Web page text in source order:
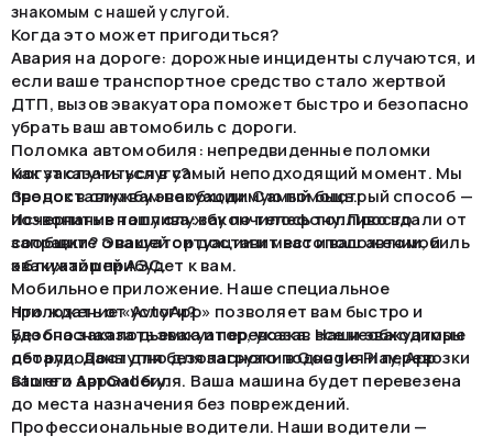
знакомым с нашей услугой.
Когда это может пригодиться?
Авария на дороге: дорожные инциденты случаются, и
если ваше транспортное средство стало жертвой
ДТП, вызов эвакуатора поможет быстро и безопасно
убрать ваш автомобиль с дороги.
Поломка автомобиля: непредвиденные поломки
могут случиться в самый неподходящий момент. Мы
предоставим вам необходимую помощь.
Исчерпание топлива: закончилось топливо вдали от
заправки? Эвакуатор доставит вас и ваш автомобиль
к ближайшей АЗС.
Как заказать услугу?
Звонок в службу эвакуации. Самый быстрый способ —
позвонить в нашу службу по телефону. Просто
сообщите о вашей ситуации и местоположении, и
эвакуатор прибудет к вам.
Мобильное приложение. Наше специальное
приложение «AvtoApp» позволяет вам быстро и
удобно заказать эвакуатор, указав все необходимые
детали. Доступно для загрузки в Google Play, App
Store и AppGallery.
Что ждать от услуги?
Безопасная подъемка и перевозка. Наши эвакуаторы
оборудованы для безопасного поднятия и перевозки
вашего автомобиля. Ваша машина будет перевезена
до места назначения без повреждений.
Профессиональные водители. Наши водители —